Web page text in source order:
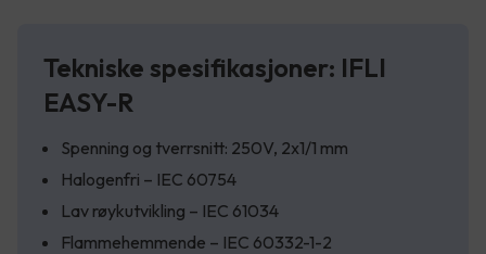
Tekniske spesifikasjoner: IFLI
EASY-R
Spenning og tverrsnitt: 250V, 2x1/1 mm
Halogenfri – IEC 60754
Lav røykutvikling – IEC 61034
Flammehemmende – IEC 60332-1-2